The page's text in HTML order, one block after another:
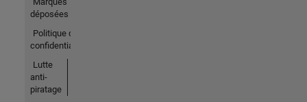
déposées
Politique de
confidentialité
Lutte
anti-
piratage